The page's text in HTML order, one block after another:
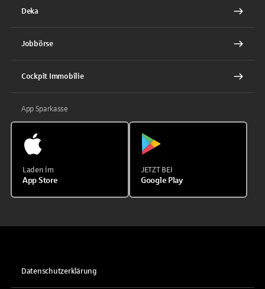
Deka
Jobbörse
Cockpit Immobilie
App Sparkasse
Laden im
App Store
JETZT BEI
Google Play
Datenschutzerklärung